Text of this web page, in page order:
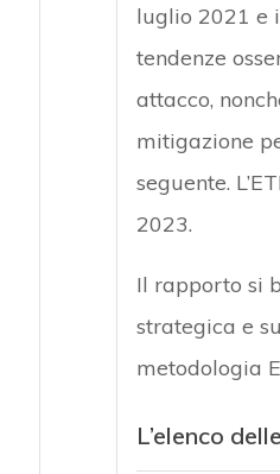
luglio 2021 e
tendenze
attacco,
mitigazione
seguente.
2023.
Il rapporto si
strategica e
metodologia
L’elenco